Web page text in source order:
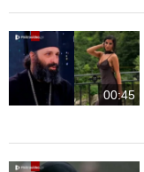
00:45